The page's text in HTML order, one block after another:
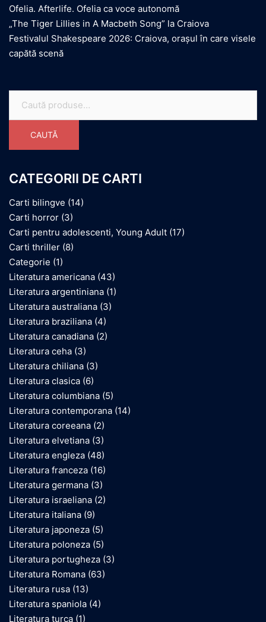
Ofelia. Afterlife. Ofelia ca voce autonomă
„The Tiger Lillies in A Macbeth Song” la Craiova
Festivalul Shakespeare 2026: Craiova, orașul în care visele
capătă scenă
după:
CAUTĂ
CATEGORII DE CARTI
Carti bilingve (14)
Carti horror (3)
Carti pentru adolescenti, Young Adult (17)
Carti thriller (8)
Categorie (1)
Literatura americana (43)
Literatura argentiniana (1)
Literatura australiana (3)
Literatura braziliana (4)
Literatura canadiana (2)
Literatura ceha (3)
Literatura chiliana (3)
Literatura clasica (6)
Literatura columbiana (5)
Literatura contemporana (14)
Literatura coreeana (2)
Literatura elvetiana (3)
Literatura engleza (48)
Literatura franceza (16)
Literatura germana (3)
Literatura israeliana (2)
Literatura italiana (9)
Literatura japoneza (5)
Literatura poloneza (5)
Literatura portugheza (3)
Literatura Romana (63)
Literatura rusa (13)
Literatura spaniola (4)
Literatura turca (1)